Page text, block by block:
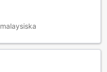
malaysiska